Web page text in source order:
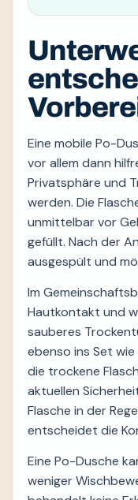
Eine mobile Po-
vor allem dann
Privatsphäre und
werden. Die
unmittelbar vor
gefüllt. Nach der
ausgespült und
Im
Hautkontakt und
sauberes
ebenso ins Set
die trockene
aktuellen
Flasche in der
entscheidet die
Eine Po-Dusche
weniger